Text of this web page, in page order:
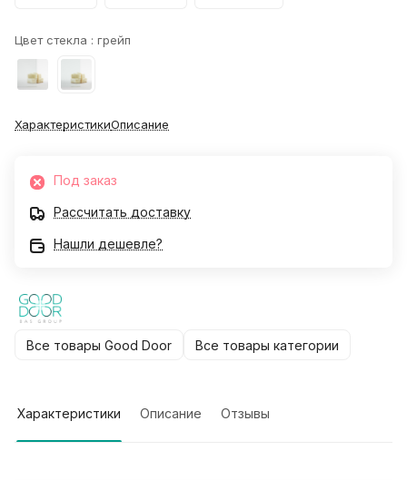
Цвет стекла : грейп
ХарактеристикиОписание
Под заказ
Рассчитать доставку
Нашли дешевле?
Все товары Good Door Все товары категории
Характеристики Описание Отзывы